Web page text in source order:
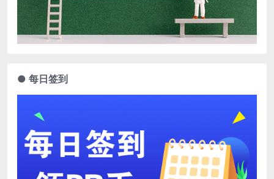
● 每日签到